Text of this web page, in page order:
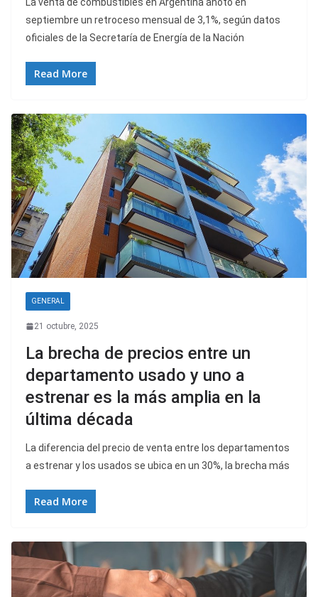
septiembre un retroceso mensual de 3,1%, según datos
oficiales de la Secretaría de Energía de la Nación
Read More
GENERAL
21 octubre, 2025
La brecha de precios entre un
departamento usado y uno a
estrenar es la más amplia en la
última década
La diferencia del precio de venta entre los departamentos
a estrenar y los usados se ubica en un 30%, la brecha más
Read More